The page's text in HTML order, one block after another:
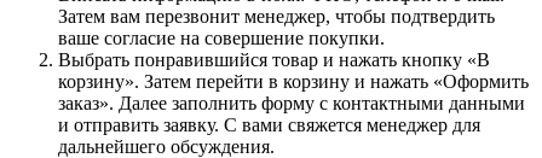
Затем вам перезвонит менеджер, чтобы подтвердить
ваше согласие на совершение покупки.
Выбрать понравившийся товар и нажать кнопку «В
корзину». Затем перейти в корзину и нажать «Оформить
заказ». Далее заполнить форму с контактными данными
и отправить заявку. С вами свяжется менеджер для
дальнейшего обсуждения.